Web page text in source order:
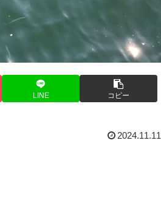
LINE コピー
2024.11.11